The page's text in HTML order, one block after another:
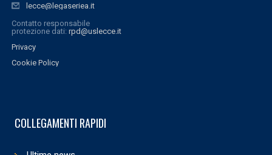
lecce@legaseriea.it
Contatto responsabile
protezione dati: rpd@uslecce.it
Privacy
Cookie Policy
COLLEGAMENTI RAPIDI